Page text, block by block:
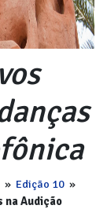
» Edição 10 »
na Audição